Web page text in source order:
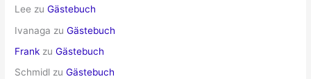
Lee zuGästebuch
Ivanaga zuGästebuch
Frank zuGästebuch
Schmidl zuGästebuch